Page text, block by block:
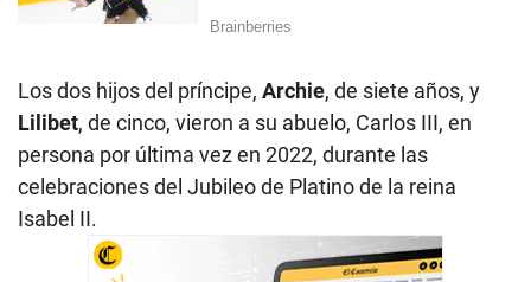
Los dos hijos del príncipe, Archie, de siete años, y
Lilibet, de cinco, vieron a su abuelo, Carlos III, en
persona por última vez en 2022, durante las
celebraciones del Jubileo de Platino de la reina
Isabel II.